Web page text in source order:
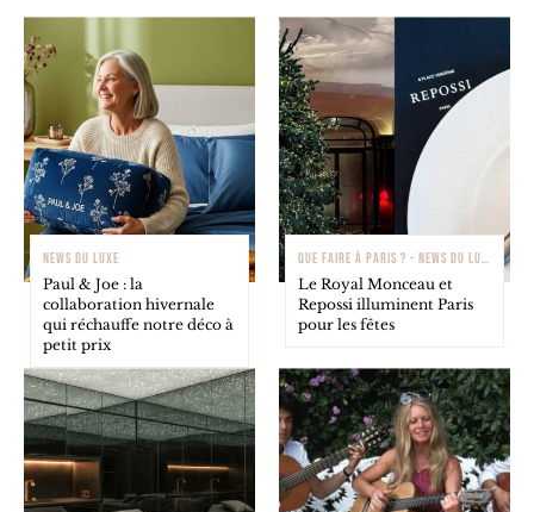
NEWS DU LUXE
Paul & Joe : la
collaboration hivernale
qui réchauffe notre déco à
petit prix
QUE FAIRE À PARIS ? - NEWS DU LUXE
Le Royal Monceau et
Repossi illuminent Paris
pour les fêtes